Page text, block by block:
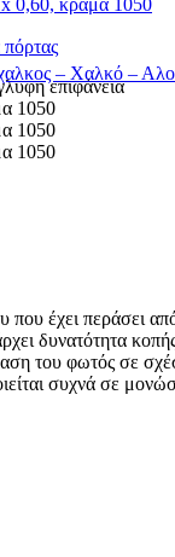
– Χαλκό –
που έχει περάσει
δυνατότητα
του φωτός σε
συχνά σε